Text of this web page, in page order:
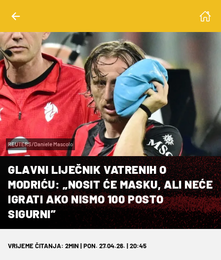
REUTERS/Daniele Mascolo
GLAVNI LIJEČNIK VATRENIH O
MODRIĆU: „NOSIT ĆE MASKU, ALI NEĆE
IGRATI AKO NISMO 100 POSTO
SIGURNI”
VRIJEME ČITANJA: 2MIN | PON. 27.04.26. | 20:45